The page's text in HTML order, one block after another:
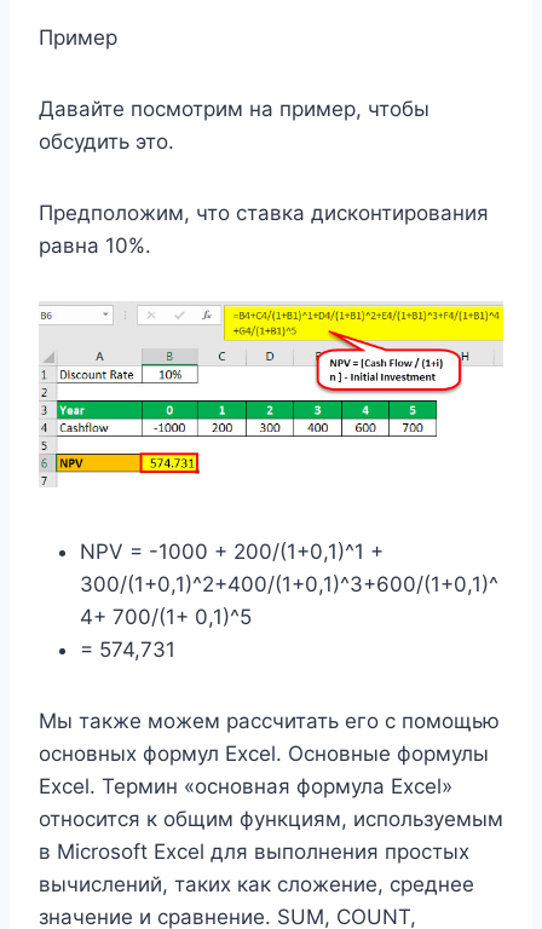
Пример
Давайте посмотрим на пример, чтобы
обсудить это.
Предположим, что ставка дисконтирования
равна 10%.
NPV = -1000 + 200/(1+0,1)^1 +
300/(1+0,1)^2+400/(1+0,1)^3+600/(1+0,1)^
4+ 700/(1+ 0,1)^5
= 574,731
Мы также можем рассчитать его с помощью
основных формул Excel. Основные формулы
Excel. Термин «основная формула Excel»
относится к общим функциям, используемым
в Microsoft Excel для выполнения простых
вычислений, таких как сложение, среднее
значение и сравнение. SUM, COUNT,